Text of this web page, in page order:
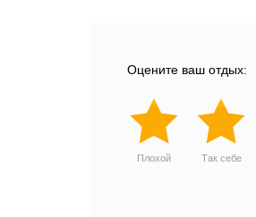
Оцените ваш отдых:
Плохой Так себе